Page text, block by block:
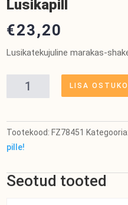
Lusikapill
€23,20
Lusikatekujuline marakas-
Lusikapill
kogus
LISA
Tootekood: FZ78451 Kategooria:
pille!
Seotud tooted